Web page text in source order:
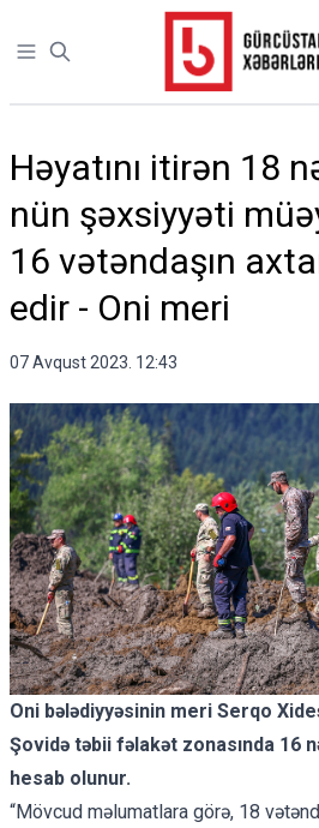
Open sidebar
Həyatını itirən 18
nün şəxsiyyəti
16 vətəndaşın
edir - Oni meri
07 Avqust 2023. 12:43
Oni bələdiyyəsinin meri Serqo
Şovidə təbii fəlakət zonasında 16
hesab olunur.
“Mövcud məlumatlara görə, 18